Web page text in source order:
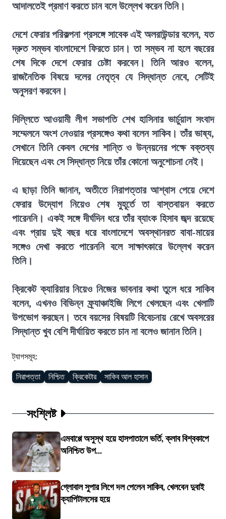
আদালতেই প্রমাণ করতে চান বলে উল্লেখ করেন তিনি।
দেশে ফেরার পরিকল্পনা প্রসঙ্গে সাবেক এই অলরাউন্ডার বলেন, যত
দ্রুত সম্ভব বাংলাদেশে ফিরতে চান। তা সম্ভব না হলে বছরের
শেষ দিকে দেশে ফেরার চেষ্টা করবেন। তিনি আরও বলেন,
রাজনৈতিক বিষয়ে দলের নেতৃত্ব যে সিদ্ধান্ত নেবে, সেটিই
অনুসরণ করবেন।
দিল্লিতে আওয়ামী লীগ সভাপতি শেখ হাসিনার ভার্চুয়াল সংবাদ
সম্মেলনে অংশ নেওয়ার প্রসঙ্গেও কথা বলেন সাকিব। তাঁর ভাষ্য,
সেখানে তিনি কেবল দেশের শান্তি ও উন্নয়নের পক্ষে বক্তব্য
দিয়েছেন এবং সে সিদ্ধান্ত নিয়ে তাঁর কোনো অনুশোচনা নেই।
এ ছাড়া তিনি জানান, অতীতে নিরাপত্তার আশ্বাস পেয়ে দেশে
ফেরার উদ্যোগ নিয়েও শেষ মুহূর্তে তা বাস্তবায়ন করতে
পারেননি। একই সঙ্গে দীর্ঘদিন ধরে তাঁর ব্যাংক হিসাব জব্দ রয়েছে
এবং প্রায় দুই বছর ধরে বাংলাদেশে অবস্থানরত বাবা-মায়ের
সঙ্গেও দেখা করতে পারেননি বলে সাক্ষাৎকারে উল্লেখ করেন
তিনি।
ক্রিকেট ক্যারিয়ার নিয়েও নিজের ভাবনার কথা তুলে ধরে সাকিব
বলেন, এখনও বিভিন্ন ফ্র্যাঞ্চাইজি লিগে খেলছেন এবং খেলাটি
উপভোগ করছেন। তবে বয়সের বিষয়টি বিবেচনায় রেখে অবসরের
সিদ্ধান্ত খুব বেশি দীর্ঘায়িত করতে চান না বলেও জানান তিনি।
ট্যাগসমূহ:
নিরাপত্তা নিশ্চিত ক্রিকেটার সাকিব আল হাসান
সংশ্লিষ্ট
এমবাপ্পে অসুস্থ হয়ে হাসপাতালে ভর্তি, ক্লাব বিশ্বকাপে
অনিশ্চিত উপ...
গ্লোবাল সুপার লিগে দল পেলেন সাকিব, খেলবেন দুবাই
ক্যাপিটালসের হয়ে